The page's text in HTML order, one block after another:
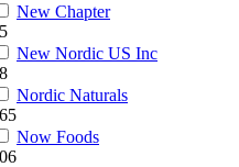
New Chapter
New Nordic US Inc
Nordic Naturals
Now Foods